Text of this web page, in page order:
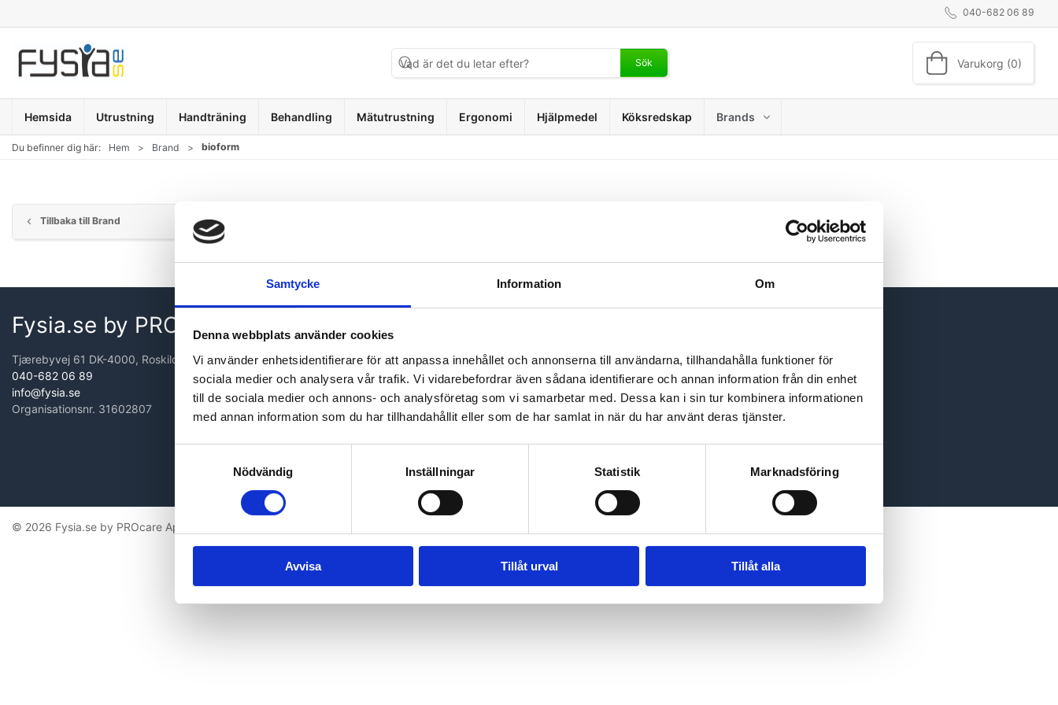
Samtycke Information Om
Denna webbplats använder cookies
Vi använder enhetsidentifierare för att anpassa innehållet och annonserna till användarna, tillhandahålla funktioner för
sociala medier och analysera vår trafik. Vi vidarebefordrar även sådana identifierare och annan information från din enhet
till de sociala medier och annons- och analysföretag som vi samarbetar med. Dessa kan i sin tur kombinera informationen
med annan information som du har tillhandahållit eller som de har samlat in när du har använt deras tjänster.
Nödvändig
Inställningar Statistik Marknadsföring
Avvisa Tillåt urval Tillåt alla
040-682 06 89
Sök Varukorg (0)
Hemsida Utrustning Handträning Behandling Mätutrustning Ergonomi Hjälpmedel Köksredskap Brands
Du befinner dig här: Hem Brand bioform
Tillbaka till Brand
Fysia.se by PROcare ApS
Tjærebyvej 61 DK-4000, Roskilde
040-682 06 89
info@fysia.se
Organisationsnr. 31602807
Utrustning för fysioterapeuter
/ ergoterapeuter
Behandling
Brand
Mätutrustning
Levering
Köpvillkor
© 2026 Fysia.se by PROcare ApS Alla rättigheter förbehålles